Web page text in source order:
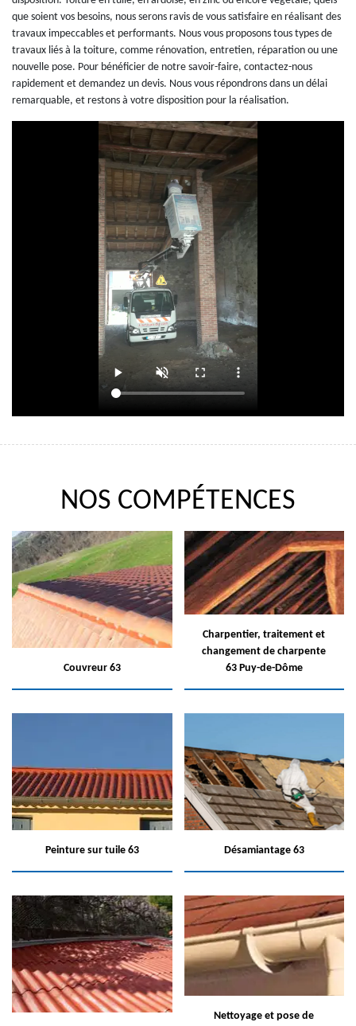
que soient vos besoins, nous serons ravis de vous satisfaire en réalisant des
travaux impeccables et performants. Nous vous proposons tous types de
travaux liés à la toiture, comme rénovation, entretien, réparation ou une
nouvelle pose. Pour bénéficier de notre savoir-faire, contactez-nous
rapidement et demandez un devis. Nous vous répondrons dans un délai
remarquable, et restons à votre disposition pour la réalisation.
NOS COMPÉTENCES
Couvreur 63
Charpentier, traitement et
changement de charpente
63 Puy-de-Dôme
Peinture sur tuile 63 Désamiantage 63
Nettoyage et pose de